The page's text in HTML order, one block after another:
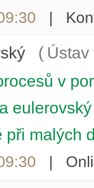
|
(
v
při malých
|